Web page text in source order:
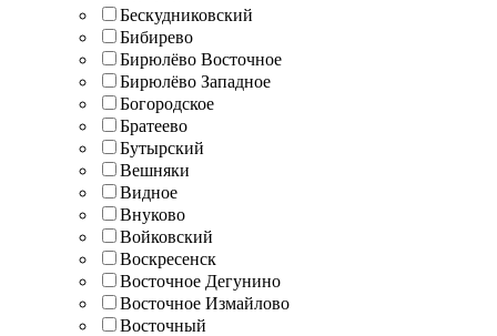
Бескудниковский
Бибирево
Бирюлёво Восточное
Бирюлёво Западное
Богородское
Братеево
Бутырский
Вешняки
Видное
Внуково
Войковский
Воскресенск
Восточное Дегунино
Восточное Измайлово
Восточный